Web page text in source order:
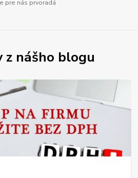
pre nás prvoradá
z nášho blogu